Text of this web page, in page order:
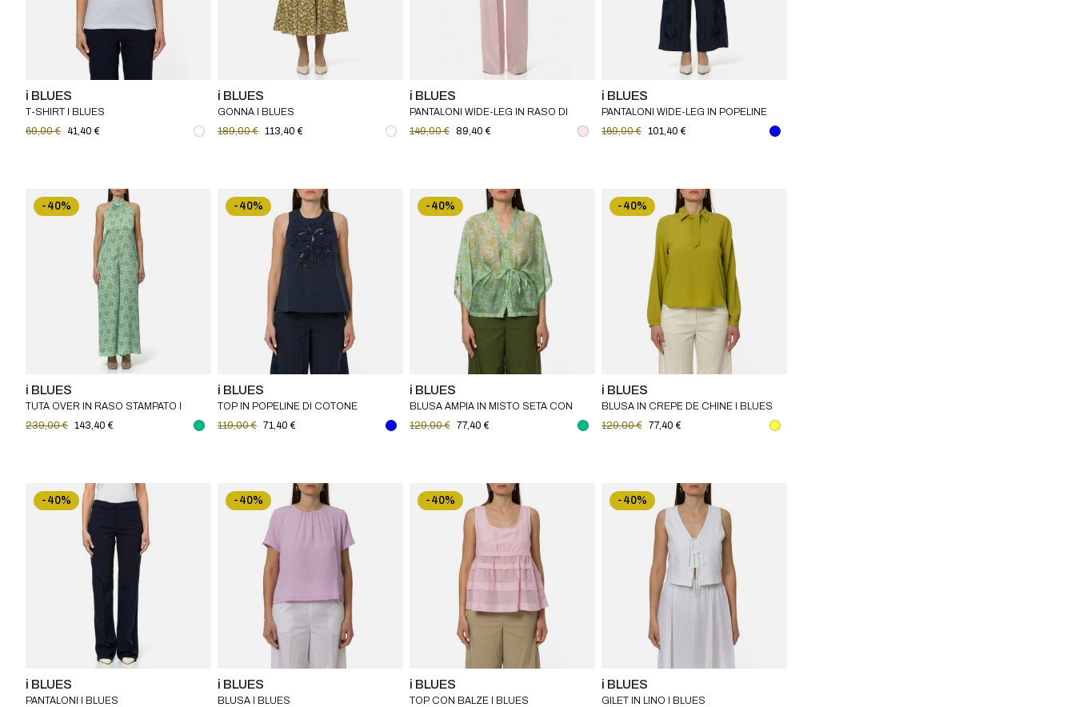
i BLUES
T-SHIRT I BLUES
69,00 € 41,40 €
i BLUES
GONNA I BLUES
189,00 € 113,40 €
i BLUES
PANTALONI WIDE-LEG IN RASO DI
MISTO LINO I BLUES
149,00 € 89,40 €
i BLUES
PANTALONI WIDE-LEG IN POPELINE
DI COTONE RICAMATO I BLUES
169,00 € 101,40 €
-40%
i BLUES
TUTA OVER IN RASO STAMPATO I
BLUES
239,00 € 143,40 €
-40%
i BLUES
TOP IN POPELINE DI COTONE
RICAMATO I BLUES
119,00 € 71,40 €
-40%
i BLUES
BLUSA AMPIA IN MISTO SETA CON
CINTURA COORDINATA I BLUES
129,00 € 77,40 €
-40%
i BLUES
BLUSA IN CREPE DE CHINE I BLUES
129,00 € 77,40 €
-40%
i BLUES
PANTALONI I BLUES
-40%
i BLUES
BLUSA I BLUES
-40%
i BLUES
TOP CON BALZE I BLUES
-40%
i BLUES
GILET IN LINO I BLUES